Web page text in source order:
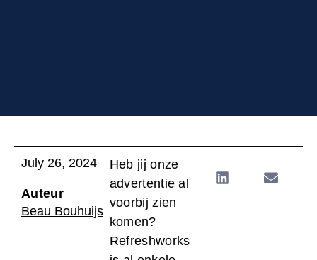
July 26, 2024
Auteur
Beau Bouhuijs
Heb jij onze
advertentie al
voorbij zien
komen?
Refreshworks